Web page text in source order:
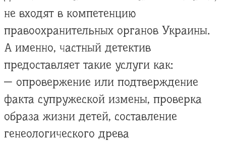
не входят в компетенцию
правоохранительных органов Украины.
А именно, частный детектив
предоставляет такие услуги как:
— опровержение или подтверждение
факта супружеской измены, проверка
образа жизни детей, составление
генеологического древа